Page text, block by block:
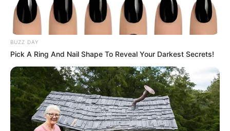
BUZZ DAY
Pick A Ring And Nail Shape To Reveal Your Darkest Secrets!